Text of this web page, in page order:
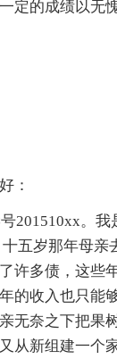
定的成绩以无
：
201510xx。我
五岁那年母亲
许多债，这些
的收入也只能
无奈之下把果
从新组建一个